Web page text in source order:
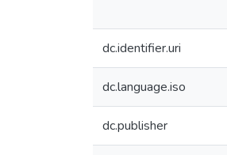
dc.identifier.uri
dc.language.iso
dc.publisher